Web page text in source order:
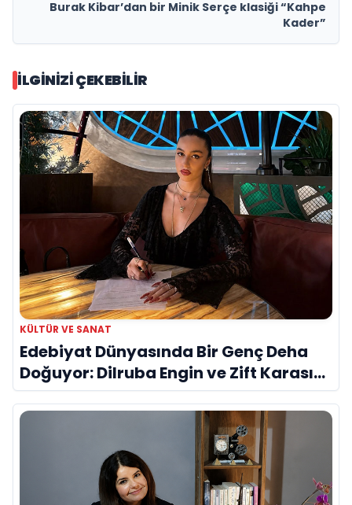
Burak Kibar’dan bir Minik Serçe klasiği “Kahpe
Kader”
İLGINIZI ÇEKEBILIR
KÜLTÜR VE SANAT
Edebiyat Dünyasında Bir Genç Deha
Doğuyor: Dilruba Engin ve Zift Karası
Evreni ‘AVENOİR’